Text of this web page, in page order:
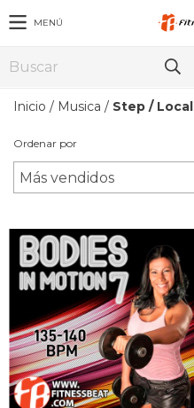
MENÚ
Inicio / Musica / Step / Local
Ordenar por